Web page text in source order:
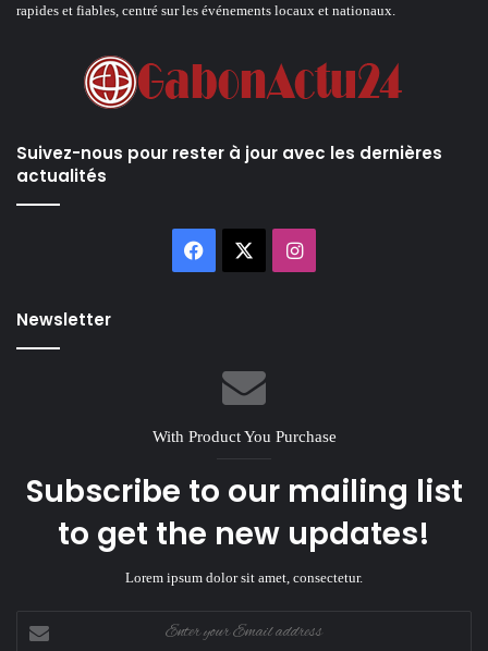
rapides et fiables, centré sur les événements locaux et nationaux.
Suivez-nous pour rester à jour avec les dernières
actualités
Facebook Instagram
Newsletter
With Product You Purchase
Subscribe to our mailing list
to get the new updates!
Lorem ipsum dolor sit amet, consectetur.
your